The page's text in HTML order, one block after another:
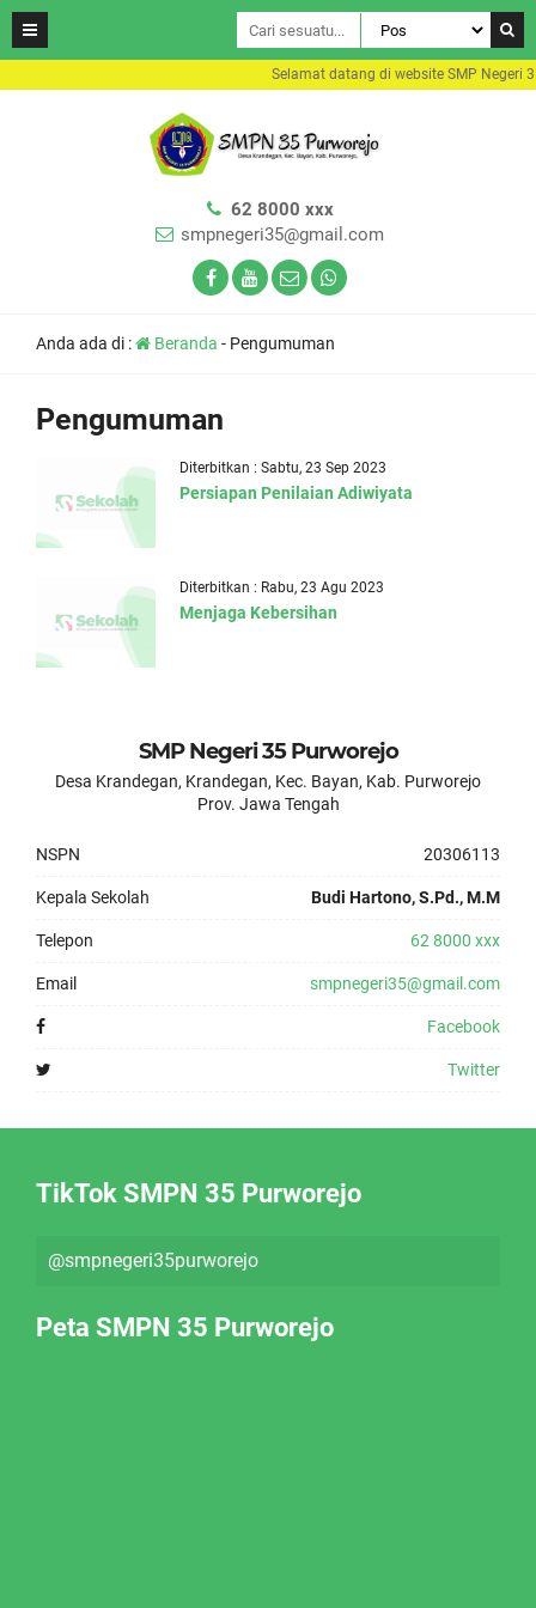
Selamat datang di website SMP Negeri
62 8000 xxx
smpnegeri35@gmail.com
Anda ada di : Beranda - Pengumuman
Pengumuman
Diterbitkan : Sabtu, 23 Sep 2023
Persiapan Penilaian Adiwiyata
Diterbitkan : Rabu, 23 Agu 2023
Menjaga Kebersihan
SMP Negeri 35 Purworejo
Desa Krandegan, Krandegan, Kec. Bayan, Kab. Purworejo
Prov. Jawa Tengah
NSPN 20306113
Kepala Sekolah Budi Hartono, S.Pd., M.M
Telepon 62 8000 xxx
Email smpnegeri35@gmail.com
Facebook
Twitter
TikTok SMPN 35 Purworejo
@smpnegeri35purworejo
Peta SMPN 35 Purworejo